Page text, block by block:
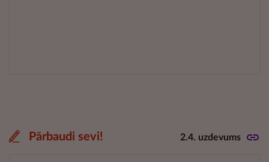
Pārbaudi sevi! 2.4. uzdevums